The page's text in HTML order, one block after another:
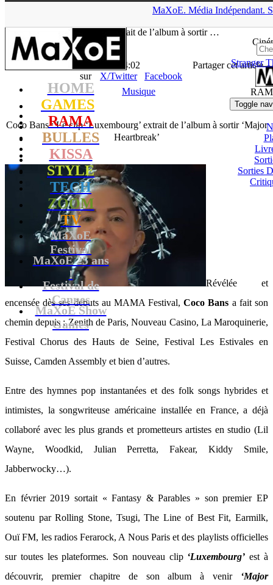
MaXoE. Média Indépendant.
HOME
GAMES
RAMA
BULLES
KISSA
STYLE
TECH
ZOOM
TV
MaXoE
Festival
MaXoE 25 ans
!
Festival de
Cannes
MaXoE Show
Games
Ciné
Stranger
Toggle
Sorties
‘Luxembourg’ extrait de l’album à sortir …
- 15.06.20, 14:02
Partager cet article
sur
X/Twitter
Facebook
Musique
Coco Bans : Le clip ‘Luxembourg’ extrait de l’album à sortir ‘Major
Heartbreak’
Révélée et
encensée dès ses débuts au MAMA Festival,Coco Bans a fait son
chemin depuis : Zenith de Paris, Nouveau Casino, La Maroquinerie,
Festival Chorus des Hauts de Seine, Festival Les Estivales en
Suisse, Camden Assembly et bien d’autres.
Entre des hymnes pop instantanées et des folk songs hybrides et
intimistes, la songwriteuse américaine installée en France, a déjà
collaboré avec les plus grands et prometteurs artistes en studio (Lil
Wayne, Woodkid, Julian Perretta, Fakear, Kiddy Smile,
Jabberwocky…).
En février 2019 sortait « Fantasy & Parables » son premier EP
soutenu par Rolling Stone, Tsugi, The Line of Best Fit, Earmilk,
Ouï FM, les radios Ferarock, A Nous Paris et des playlists officielles
sur toutes les plateformes. Son nouveau clip ‘Luxembourg’ est à
découvrir, premier chapitre de son album à venir ‘Major